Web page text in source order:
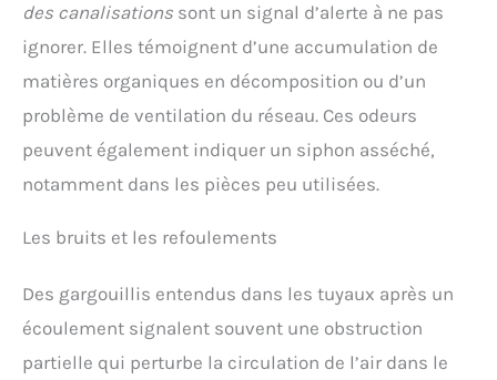
des canalisations sont un signal d’alerte à ne pas
ignorer. Elles témoignent d’une accumulation de
matières organiques en décomposition ou d’un
problème de ventilation du réseau. Ces odeurs
peuvent également indiquer un siphon asséché,
notamment dans les pièces peu utilisées.
Les bruits et les refoulements
Des gargouillis entendus dans les tuyaux après un
écoulement signalent souvent une obstruction
partielle qui perturbe la circulation de l’air dans le